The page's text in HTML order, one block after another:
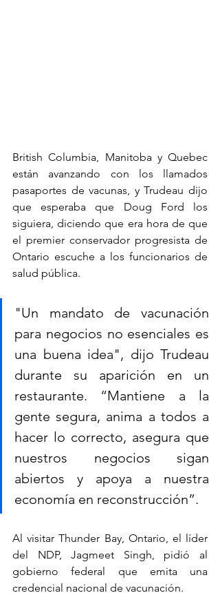
British Columbia, Manitoba y Quebec
están avanzando con los llamados
pasaportes de vacunas, y Trudeau dijo
que esperaba que Doug Ford los
siguiera, diciendo que era hora de que
el premier conservador progresista de
Ontario escuche a los funcionarios de
salud pública.
"Un mandato de vacunación
para negocios no esenciales es
una buena idea", dijo Trudeau
durante su aparición en un
restaurante. “Mantiene a la
gente segura, anima a todos a
hacer lo correcto, asegura que
nuestros negocios sigan
abiertos y apoya a nuestra
economía en reconstrucción”.
Al visitar Thunder Bay, Ontario, el líder
del NDP, Jagmeet Singh, pidió al
gobierno federal que emita una
credencial nacional de vacunación.